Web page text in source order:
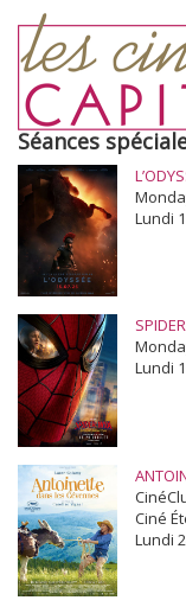
Séances
Lundi
Lundi
Ciné
Lundi